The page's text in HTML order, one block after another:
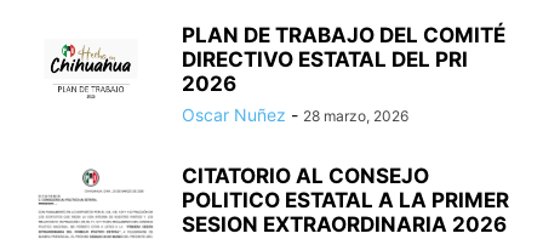
PLAN DE TRABAJO DEL COMITÉ
DIRECTIVO ESTATAL DEL PRI
2026
Oscar Nuñez - 28 marzo, 2026
CITATORIO AL CONSEJO
POLITICO ESTATAL A LA PRIMER
SESION EXTRAORDINARIA 2026